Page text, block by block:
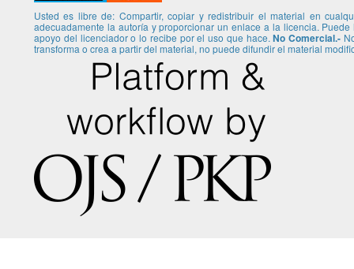
Usted es libre de: Compartir, copiar y redistribuir el material en
adecuadamente la autoría y proporcionar un enlace a la licencia.
apoyo del licenciador o lo recibe por el uso que hace.No Comercial.-
transforma o crea a partir del material, no puede difundir el material